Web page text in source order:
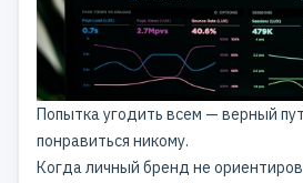
Попытка угодить всем — верный
понравиться никому.
Когда личный бренд не